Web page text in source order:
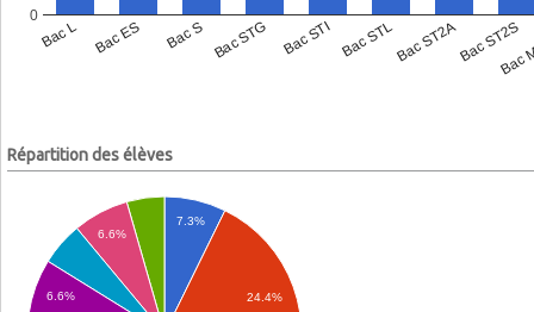
Bac L Bac ES Bac S Bac STG Bac STI Bac STLBac ST2ABac ST2S
0
Répartition des élèves
7.3%
24.4%
6.6%
6.6%